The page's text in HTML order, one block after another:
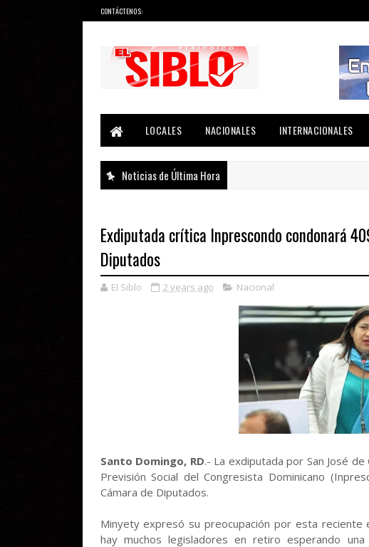
CONTÁCTENOS:
LOCALES
NACIONALES INTERNACIONALES
Noticias de Última Hora
Exdiputada crítica Inprescondo condonará
Diputados
El Siblo 2 years ago Nacional
Santo Domingo, RD.- La exdiputada por San José
Previsión Social del Congresista Dominicano
Cámara de Diputados.
Minyety expresó su preocupación por esta reciente
hay muchos legisladores en retiro esperando